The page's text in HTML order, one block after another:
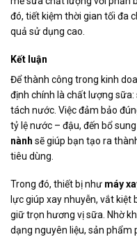
đó, tiết kiệm thời gian tối đa
quả sử dụng cao.
Kết luận
Để thành công trong kinh
định chính là chất lượng
tách nước. Việc đảm bảo
tỷ lệ nước – đậu, đến bổ
nành sẽ giúp bạn tạo ra
tiêu dùng.
Trong đó, thiết bị như máy
lực giúp xay nhuyễn, vắt
giữ trọn hương vị sữa. Nhờ
dạng nguyên liệu, sản phẩm